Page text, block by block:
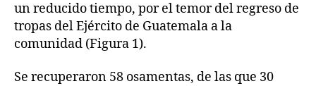
un reducido tiempo, por el temor del regreso de
tropas del Ejército de Guatemala a la
comunidad (Figura 1).
Se recuperaron 58 osamentas, de las que 30